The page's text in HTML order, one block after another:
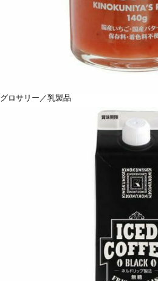
グロサリー／乳製品